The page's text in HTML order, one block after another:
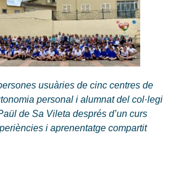
usuàries de cinc centres de
personal i alumnat del col·legi
de Sa Vileta després d’un curs
i aprenentatge compartit